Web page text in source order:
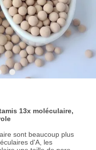
13x moléculaire,
sont beaucoup plus
d'A, les